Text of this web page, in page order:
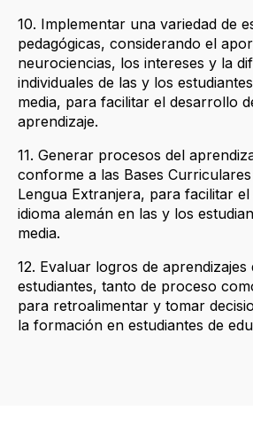
10. Implementar una variedad de
pedagógicas, considerando el
neurociencias, los intereses y la
individuales de las y los
media, para facilitar el desarrollo
aprendizaje.
11. Generar procesos del
conforme a las Bases
Lengua Extranjera, para facilitar
idioma alemán en las y los
media.
12. Evaluar logros de aprendizajes
estudiantes, tanto de proceso
para retroalimentar y tomar
la formación en estudiantes de